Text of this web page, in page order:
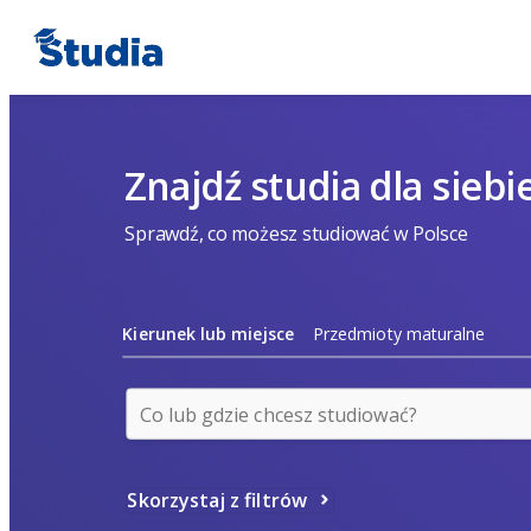
Znajdź studia dla
Sprawdź, co możesz studiować w Polsce
Kierunek lub miejsce Przedmioty maturalne
Skorzystaj z filtrów